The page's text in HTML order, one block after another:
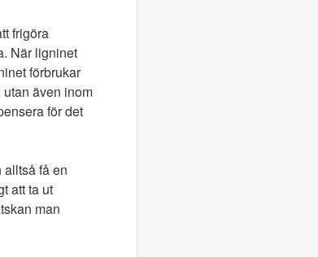
frigöra
När ligninet
förbrukar
även inom
för det
få en
att ta ut
man